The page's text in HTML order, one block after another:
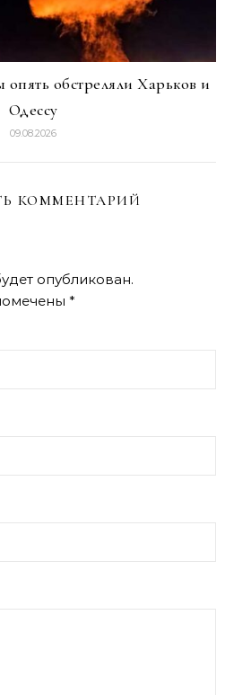
обстреляли Харьков и
Одессу
09.08.2026
КОММЕНТАРИЙ
опубликован.
*